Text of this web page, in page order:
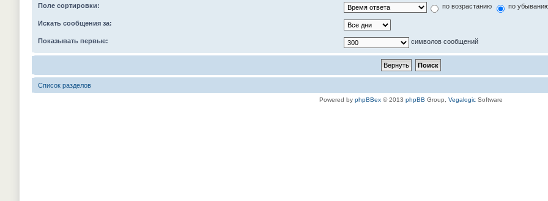
Поле сортировки:
по возрастанию по
Искать сообщения за:
Показывать первые: символов сообщений
Список разделов
Powered by phpBBex © 2013 phpBB Group, Vegalogic Software